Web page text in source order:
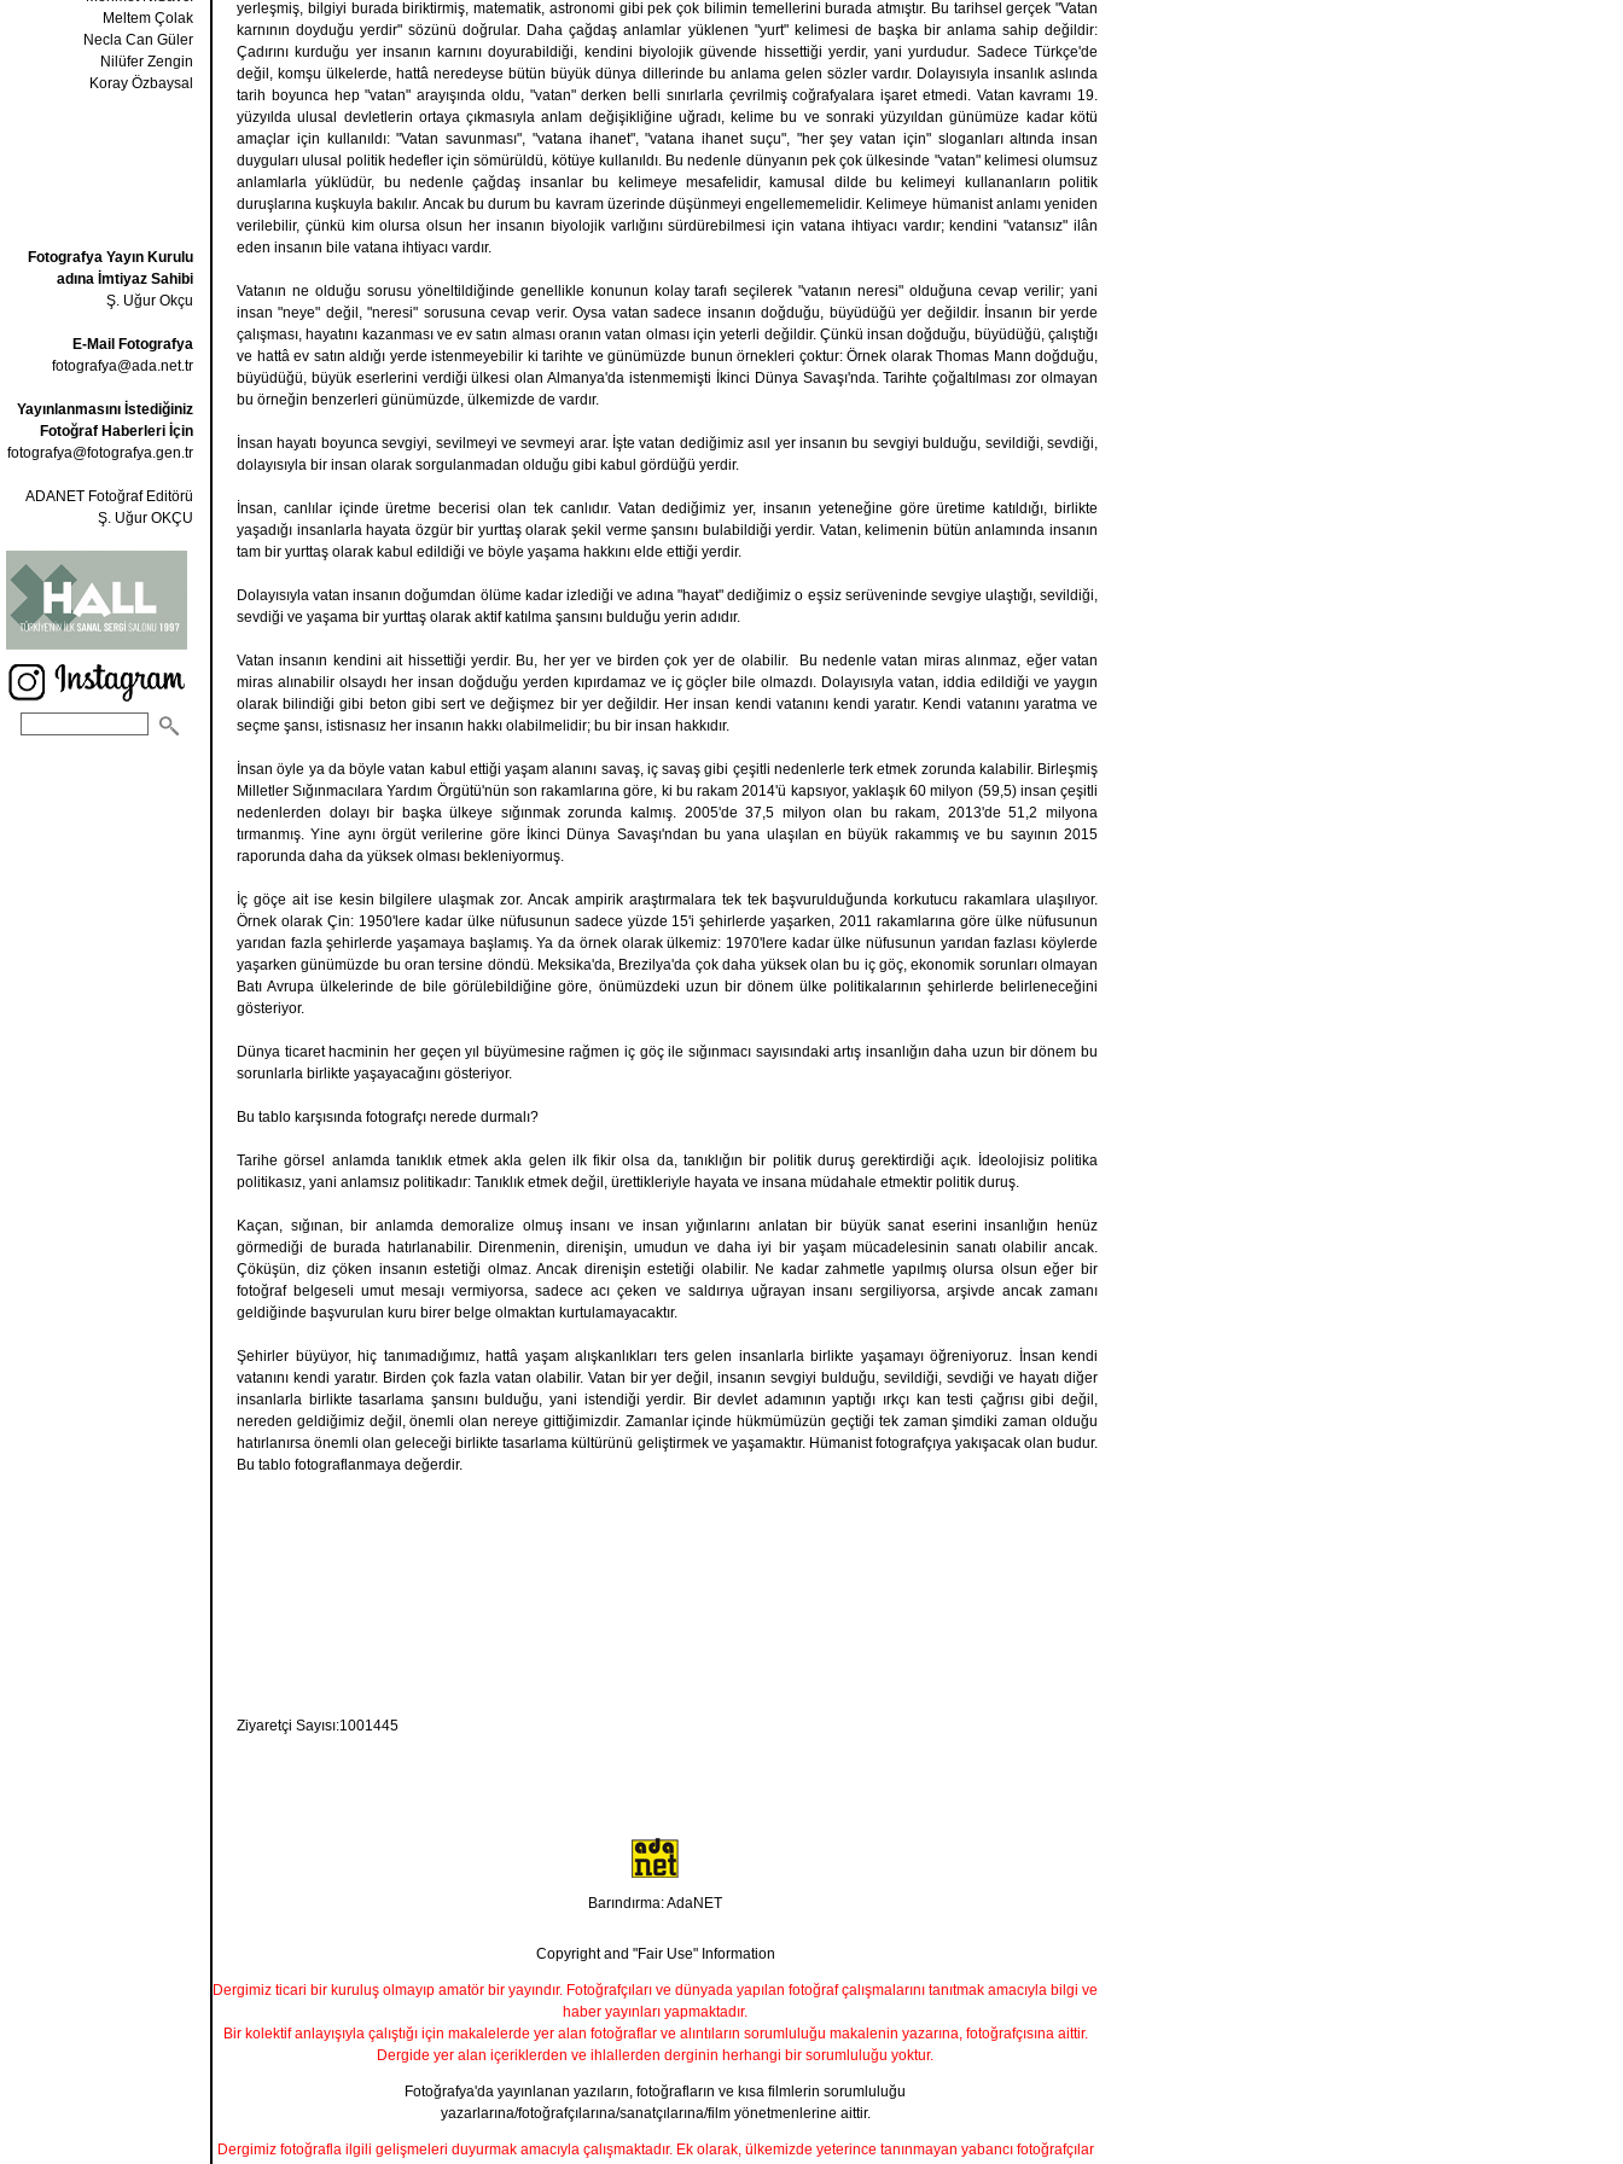
Meltem Çolak
Necla Can Güler
Nilüfer Zengin
Koray Özbaysal
Fotografya Yayın Kurulu
adına İmtiyaz Sahibi
Ş. Uğur Okçu
E-Mail Fotografya
fotografya@ada.net.tr
Yayınlanmasını İstediğiniz
Fotoğraf Haberleri İçin
fotografya@fotografya.gen.tr
ADANET Fotoğraf Editörü
Ş. Uğur OKÇU
yerleşmiş, bilgiyi burada biriktirmiş, matematik, astronomi gibi pek çok bilimin temellerini burada atmıştır. Bu tarihsel gerçek "Vatan
karnının doyduğu yerdir" sözünü doğrular. Daha çağdaş anlamlar yüklenen "yurt" kelimesi de başka bir anlama sahip değildir:
Çadırını kurduğu yer insanın karnını doyurabildiği, kendini biyolojik güvende hissettiği yerdir, yani yurdudur. Sadece Türkçe'de
değil, komşu ülkelerde, hattâ neredeyse bütün büyük dünya dillerinde bu anlama gelen sözler vardır. Dolayısıyla insanlık aslında
tarih boyunca hep "vatan" arayışında oldu, "vatan" derken belli sınırlarla çevrilmiş coğrafyalara işaret etmedi. Vatan kavramı 19.
yüzyılda ulusal devletlerin ortaya çıkmasıyla anlam değişikliğine uğradı, kelime bu ve sonraki yüzyıldan günümüze kadar kötü
amaçlar için kullanıldı: "Vatan savunması", "vatana ihanet", "vatana ihanet suçu", "her şey vatan için" sloganları altında insan
duyguları ulusal politik hedefler için sömürüldü, kötüye kullanıldı. Bu nedenle dünyanın pek çok ülkesinde "vatan" kelimesi olumsuz
anlamlarla yüklüdür, bu nedenle çağdaş insanlar bu kelimeye mesafelidir, kamusal dilde bu kelimeyi kullananların politik
duruşlarına kuşkuyla bakılır. Ancak bu durum bu kavram üzerinde düşünmeyi engellememelidir. Kelimeye hümanist anlamı yeniden
verilebilir, çünkü kim olursa olsun her insanın biyolojik varlığını sürdürebilmesi için vatana ihtiyacı vardır; kendini "vatansız" ilân
eden insanın bile vatana ihtiyacı vardır.
Vatanın ne olduğu sorusu yöneltildiğinde genellikle konunun kolay tarafı seçilerek "vatanın neresi" olduğuna cevap verilir; yani
insan "neye" değil, "neresi" sorusuna cevap verir. Oysa vatan sadece insanın doğduğu, büyüdüğü yer değildir. İnsanın bir yerde
çalışması, hayatını kazanması ve ev satın alması oranın vatan olması için yeterli değildir. Çünkü insan doğduğu, büyüdüğü, çalıştığı
ve hattâ ev satın aldığı yerde istenmeyebilir ki tarihte ve günümüzde bunun örnekleri çoktur: Örnek olarak Thomas Mann doğduğu,
büyüdüğü, büyük eserlerini verdiği ülkesi olan Almanya'da istenmemişti İkinci Dünya Savaşı'nda. Tarihte çoğaltılması zor olmayan
bu örneğin benzerleri günümüzde, ülkemizde de vardır.
İnsan hayatı boyunca sevgiyi, sevilmeyi ve sevmeyi arar. İşte vatan dediğimiz asıl yer insanın bu sevgiyi bulduğu, sevildiği, sevdiği,
dolayısıyla bir insan olarak sorgulanmadan olduğu gibi kabul gördüğü yerdir.
İnsan, canlılar içinde üretme becerisi olan tek canlıdır. Vatan dediğimiz yer, insanın yeteneğine göre üretime katıldığı, birlikte
yaşadığı insanlarla hayata özgür bir yurttaş olarak şekil verme şansını bulabildiği yerdir. Vatan, kelimenin bütün anlamında insanın
tam bir yurttaş olarak kabul edildiği ve böyle yaşama hakkını elde ettiği yerdir.
Dolayısıyla vatan insanın doğumdan ölüme kadar izlediği ve adına "hayat" dediğimiz o eşsiz serüveninde sevgiye ulaştığı, sevildiği,
sevdiği ve yaşama bir yurttaş olarak aktif katılma şansını bulduğu yerin adıdır.
Vatan insanın kendini ait hissettiği yerdir. Bu, her yer ve birden çok yer de olabilir. Bu nedenle vatan miras alınmaz, eğer vatan
miras alınabilir olsaydı her insan doğduğu yerden kıpırdamaz ve iç göçler bile olmazdı. Dolayısıyla vatan, iddia edildiği ve yaygın
olarak bilindiği gibi beton gibi sert ve değişmez bir yer değildir. Her insan kendi vatanını kendi yaratır. Kendi vatanını yaratma ve
seçme şansı, istisnasız her insanın hakkı olabilmelidir; bu bir insan hakkıdır.
İnsan öyle ya da böyle vatan kabul ettiği yaşam alanını savaş, iç savaş gibi çeşitli nedenlerle terk etmek zorunda kalabilir. Birleşmiş
Milletler Sığınmacılara Yardım Örgütü'nün son rakamlarına göre, ki bu rakam 2014'ü kapsıyor, yaklaşık 60 milyon (59,5) insan çeşitli
nedenlerden dolayı bir başka ülkeye sığınmak zorunda kalmış. 2005'de 37,5 milyon olan bu rakam, 2013'de 51,2 milyona
tırmanmış. Yine aynı örgüt verilerine göre İkinci Dünya Savaşı'ndan bu yana ulaşılan en büyük rakammış ve bu sayının 2015
raporunda daha da yüksek olması bekleniyormuş.
İç göçe ait ise kesin bilgilere ulaşmak zor. Ancak ampirik araştırmalara tek tek başvurulduğunda korkutucu rakamlara ulaşılıyor.
Örnek olarak Çin: 1950'lere kadar ülke nüfusunun sadece yüzde 15'i şehirlerde yaşarken, 2011 rakamlarına göre ülke nüfusunun
yarıdan fazla şehirlerde yaşamaya başlamış. Ya da örnek olarak ülkemiz: 1970'lere kadar ülke nüfusunun yarıdan fazlası köylerde
yaşarken günümüzde bu oran tersine döndü. Meksika'da, Brezilya'da çok daha yüksek olan bu iç göç, ekonomik sorunları olmayan
Batı Avrupa ülkelerinde de bile görülebildiğine göre, önümüzdeki uzun bir dönem ülke politikalarının şehirlerde belirleneceğini
gösteriyor.
Dünya ticaret hacminin her geçen yıl büyümesine rağmen iç göç ile sığınmacı sayısındaki artış insanlığın daha uzun bir dönem bu
sorunlarla birlikte yaşayacağını gösteriyor.
Bu tablo karşısında fotografçı nerede durmalı?
Tarihe görsel anlamda tanıklık etmek akla gelen ilk fikir olsa da, tanıklığın bir politik duruş gerektirdiği açık. İdeolojisiz politika
politikasız, yani anlamsız politikadır: Tanıklık etmek değil, ürettikleriyle hayata ve insana müdahale etmektir politik duruş.
Kaçan, sığınan, bir anlamda demoralize olmuş insanı ve insan yığınlarını anlatan bir büyük sanat eserini insanlığın henüz
görmediği de burada hatırlanabilir. Direnmenin, direnişin, umudun ve daha iyi bir yaşam mücadelesinin sanatı olabilir ancak.
Çöküşün, diz çöken insanın estetiği olmaz. Ancak direnişin estetiği olabilir. Ne kadar zahmetle yapılmış olursa olsun eğer bir
fotoğraf belgeseli umut mesajı vermiyorsa, sadece acı çeken ve saldırıya uğrayan insanı sergiliyorsa, arşivde ancak zamanı
geldiğinde başvurulan kuru birer belge olmaktan kurtulamayacaktır.
Şehirler büyüyor, hiç tanımadığımız, hattâ yaşam alışkanlıkları ters gelen insanlarla birlikte yaşamayı öğreniyoruz. İnsan kendi
vatanını kendi yaratır. Birden çok fazla vatan olabilir. Vatan bir yer değil, insanın sevgiyi bulduğu, sevildiği, sevdiği ve hayatı diğer
insanlarla birlikte tasarlama şansını bulduğu, yani istendiği yerdir. Bir devlet adamının yaptığı ırkçı kan testi çağrısı gibi değil,
nereden geldiğimiz değil, önemli olan nereye gittiğimizdir. Zamanlar içinde hükmümüzün geçtiği tek zaman şimdiki zaman olduğu
hatırlanırsa önemli olan geleceği birlikte tasarlama kültürünü geliştirmek ve yaşamaktır. Hümanist fotografçıya yakışacak olan budur.
Bu tablo fotograflanmaya değerdir.
Ziyaretçi Sayısı:1001445
Barındırma: AdaNET
Copyright and "Fair Use" Information
Dergimiz ticari bir kuruluş olmayıp amatör bir yayındır. Fotoğrafçıları ve dünyada yapılan fotoğraf çalışmalarını tanıtmak amacıyla bilgi ve
haber yayınları yapmaktadır.
Bir kolektif anlayışıyla çalıştığı için makalelerde yer alan fotoğraflar ve alıntıların sorumluluğu makalenin yazarına, fotoğrafçısına aittir.
Dergide yer alan içeriklerden ve ihlallerden derginin herhangi bir sorumluluğu yoktur.
Fotoğrafya'da yayınlanan yazıların, fotoğrafların ve kısa filmlerin sorumluluğu
yazarlarına/fotoğrafçılarına/sanatçılarına/film yönetmenlerine aittir.
Dergimiz fotoğrafla ilgili gelişmeleri duyurmak amacıyla çalışmaktadır. Ek olarak, ülkemizde yeterince tanınmayan yabancı fotoğrafçılar